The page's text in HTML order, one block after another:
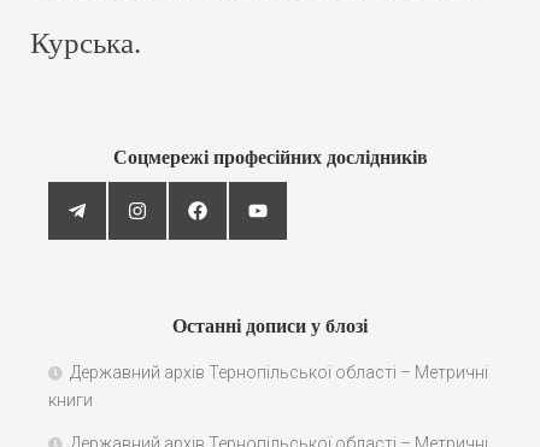
Курська.
Соцмережі професійних дослідників
Останні дописи у блозі
Державний архів Тернопільської області – Метричні
книги